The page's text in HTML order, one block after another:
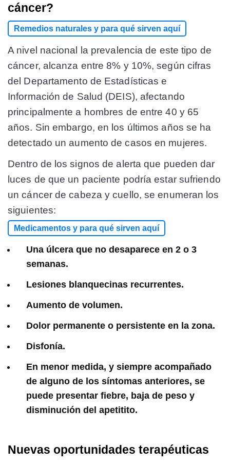
cáncer?
Remedios naturales y para qué sirven aquí
A nivel nacional la prevalencia de este tipo de
cáncer, alcanza entre 8% y 10%, según cifras
del Departamento de Estadísticas e
Información de Salud (DEIS), afectando
principalmente a hombres de entre 40 y 65
años. Sin embargo, en los últimos años se ha
detectado un aumento de casos en mujeres.
Dentro de los signos de alerta que pueden dar
luces de que un paciente podría estar sufriendo
un cáncer de cabeza y cuello, se enumeran los
siguientes:
Medicamentos y para qué sirven aquí
Una úlcera que no desaparece en 2 o 3
semanas.
Lesiones blanquecinas recurrentes.
Aumento de volumen.
Dolor permanente o persistente en la zona.
Disfonía.
En menor medida, y siempre acompañado
de alguno de los síntomas anteriores, se
puede presentar fiebre, baja de peso y
disminución del apetitito.
Nuevas oportunidades terapéuticas